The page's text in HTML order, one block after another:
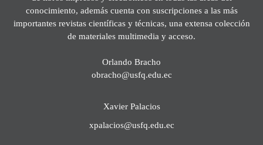
conocimiento, además cuenta con suscripciones a las más
importantes revistas científicas y técnicas, una extensa colección
de materiales multimedia y acceso.
Orlando Bracho
obracho@usfq.edu.ec
Xavier Palacios
xpalacios@usfq.edu.ec